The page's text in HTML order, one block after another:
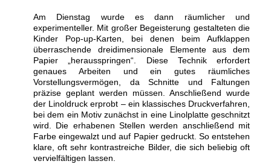
Am Dienstag wurde es dann räumlicher und
experimenteller. Mit großer Begeisterung gestalteten die
Kinder Pop-up-Karten, bei denen beim Aufklappen
überraschende dreidimensionale Elemente aus dem
Papier „herausspringen“. Diese Technik erfordert
genaues Arbeiten und ein gutes räumliches
Vorstellungsvermögen, da Schnitte und Faltungen
präzise geplant werden müssen. Anschließend wurde
der Linoldruck erprobt – ein klassisches Druckverfahren,
bei dem ein Motiv zunächst in eine Linolplatte geschnitzt
wird. Die erhabenen Stellen werden anschließend mit
Farbe eingewalzt und auf Papier gedruckt. So entstehen
klare, oft sehr kontrastreiche Bilder, die sich beliebig oft
vervielfältigen lassen.